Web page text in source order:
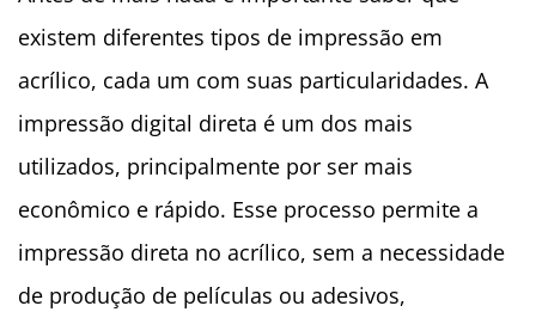
existem diferentes tipos de impressão em
acrílico, cada um com suas particularidades. A
impressão digital direta é um dos mais
utilizados, principalmente por ser mais
econômico e rápido. Esse processo permite a
impressão direta no acrílico, sem a necessidade
de produção de películas ou adesivos,